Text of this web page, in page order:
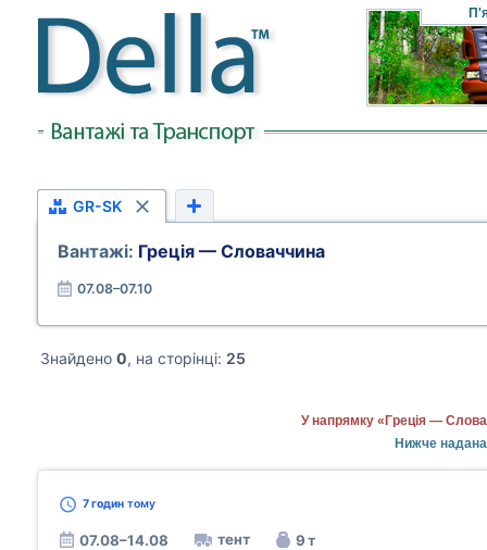
GR-SK
Вантажі: Греція — Словаччина
07.08–07.10
Знайдено 0, на сторінці: 25
У напрямку «Греція —
Нижче надана
7 годин тому
07.08–14.08 тент 9 т